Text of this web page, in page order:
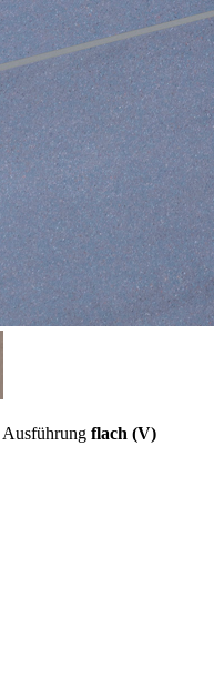
Ausführung flach (V)